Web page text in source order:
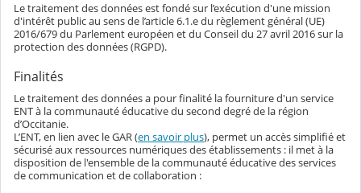
Le traitement des données est fondé sur l’exécution d'une mission
d'intérêt public au sens de l’article 6.1.e du règlement général (UE)
2016/679 du Parlement européen et du Conseil du 27 avril 2016 sur la
protection des données (RGPD).
Finalités
Le traitement des données a pour finalité la fourniture d'un service
ENT à la communauté éducative du second degré de la région
d’Occitanie.
L’ENT, en lien avec le GAR (en savoir plus), permet un accès simplifié et
sécurisé aux ressources numériques des établissements : il met à la
disposition de l'ensemble de la communauté éducative des services
de communication et de collaboration :